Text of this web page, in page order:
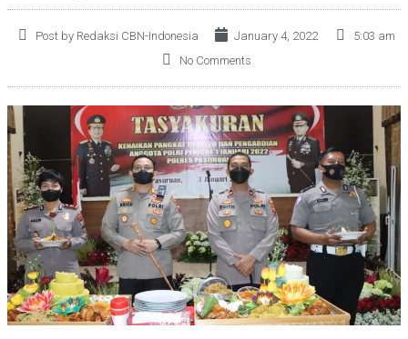
Post by Redaksi CBN-Indonesia January 4, 2022
5:03 am
No Comments